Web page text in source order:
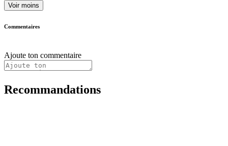
Voir moins
Commentaires
Ajoute ton commentaire
Recommandations